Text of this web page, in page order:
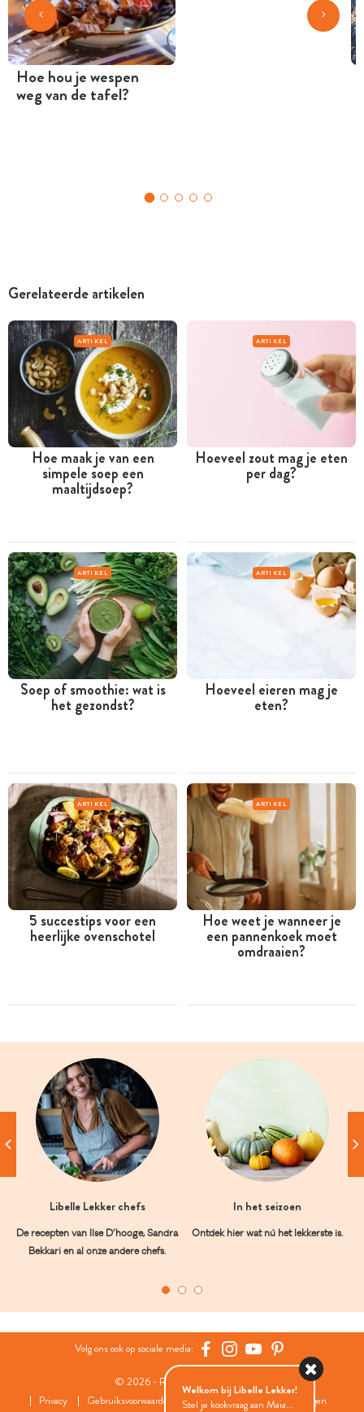
Hoe hou je wespen
weg van de tafel?
Gerelateerde artikelen
ARTIKEL
Hoe maak je van een
simpele soep een
maaltijdsoep?
ARTIKEL
Hoeveel zout mag je eten
per dag?
ARTIKEL
Soep of smoothie: wat is
het gezondst?
ARTIKEL
Hoeveel eieren mag je
eten?
ARTIKEL
5 succestips voor een
heerlijke ovenschotel
ARTIKEL
Hoe weet je wanneer je
een pannenkoek moet
omdraaien?
Libelle Lekker chefs
De recepten van Ilse D’hooge, Sandra
Bekkari en al onze andere chefs.
In het seizoen
Ontdek hier wat nú het lekkerste is.
Volg ons ook op sociale media:
© 2026 - Roularta Media Group
Privacy
Gebruiksvoorwaarden Cookies Cookies instellingen
Welkom bij Libelle Lekker!
Stel je kookvraag aan Maia...